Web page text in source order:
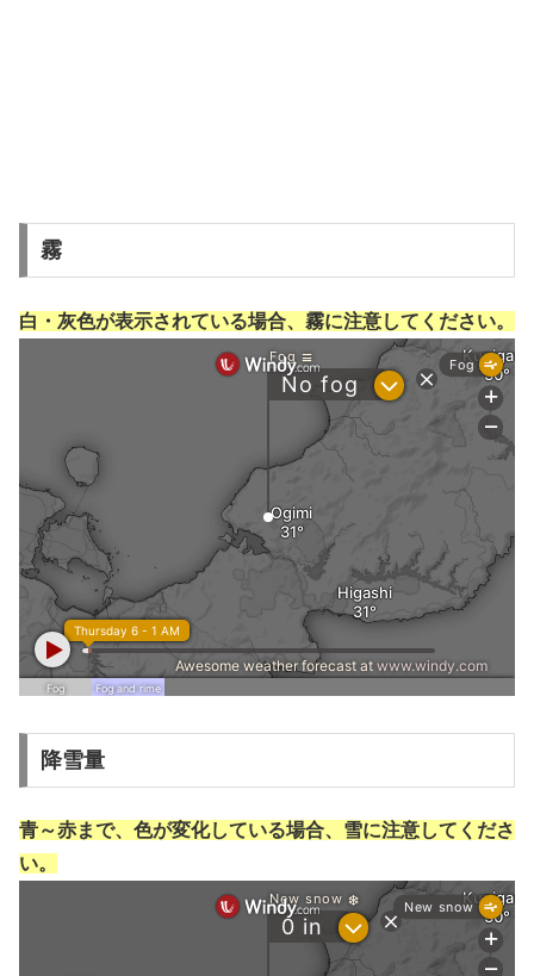
霧
白・灰色が表示されている場合、霧に注意してください。
降雪量
青～赤まで、色が変化している場合、雪に注意してくださ
い。